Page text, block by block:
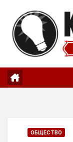
content
ОБЩЕСТВО